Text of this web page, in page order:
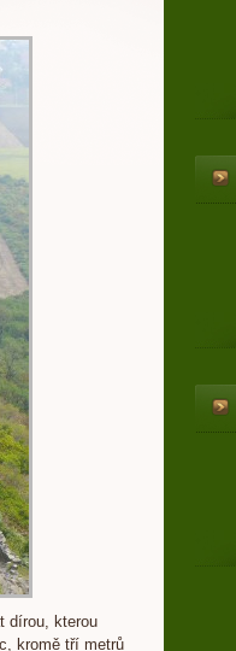
dírou, kterou
kromě tří metrů